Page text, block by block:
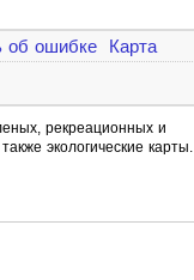
об ошибке
Карта
рекреационных и
экологические карты.